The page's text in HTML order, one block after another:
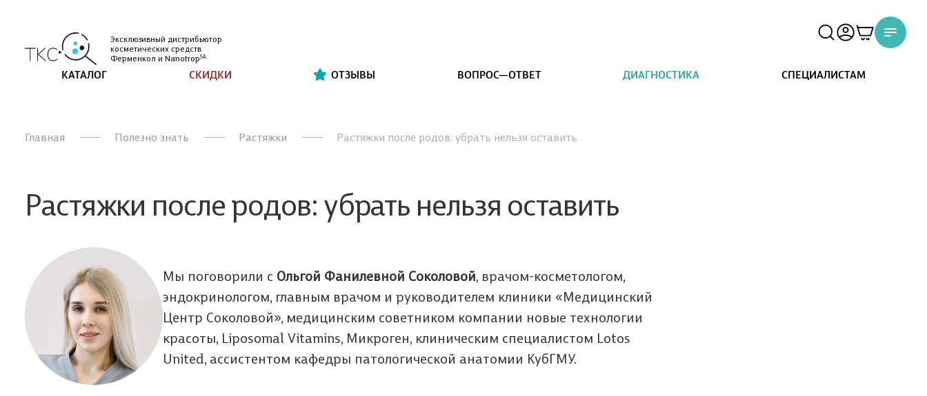
Эксклюзивный дистрибьютор
косметических средств
Ферменкол и NanotropSA
КАТАЛОГ СКИДКИ ОТЗЫВЫ ВОПРОС—ОТВЕТ ДИАГНОСТИКА СПЕЦИАЛИСТАМ
Главная Полезно знать Растяжки Растяжки после родов: убрать нельзя оставить
Растяжки после родов: убрать нельзя оставить
Мы поговорили с Ольгой Фанилевной Соколовой, врачом-косметологом,
эндокринологом, главным врачом и руководителем клиники «Медицинский
Центр Соколовой», медицинским советником компании новые технологии
красоты, Liposomal Vitamins, Микроген, клиническим специалистом Lotos
United, ассистентом кафедры патологической анатомии КубГМУ.